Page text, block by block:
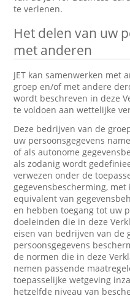
te verlenen.
Het delen van uw
met anderen
JET kan samenwerken met
groep en/of met andere
wordt beschreven in deze
te voldoen aan wettelijke
Deze bedrijven van de
uw persoonsgegevens
of als autonome
als zodanig wordt
verwezen onder de
gegevensbescherming,
equivalent van
en hebben toegang tot uw
doeleinden die in deze
eisen van bedrijven van de
persoonsgegevens
de normen die in deze
nemen passende
toepasselijke wetgeving
hetzelfde niveau van